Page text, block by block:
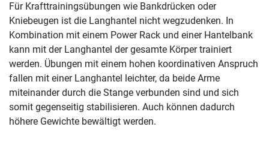
Für Krafttrainingsübungen wie Bankdrücken oder
Kniebeugen ist die Langhantel nicht wegzudenken. In
Kombination mit einem Power Rack und einer Hantelbank
kann mit der Langhantel der gesamte Körper trainiert
werden. Übungen mit einem hohen koordinativen Anspruch
fallen mit einer Langhantel leichter, da beide Arme
miteinander durch die Stange verbunden sind und sich
somit gegenseitig stabilisieren. Auch können dadurch
höhere Gewichte bewältigt werden.